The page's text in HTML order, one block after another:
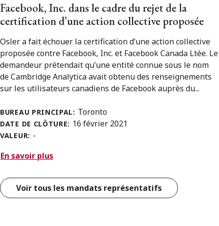
Facebook, Inc. dans le cadre du rejet de la
certification d’une action collective proposée
Osler a fait échouer la certification d’une action collective
proposée contre Facebook, Inc. et Facebook Canada Ltée. Le
demandeur prétendait qu’une entité connue sous le nom
de Cambridge Analytica avait obtenu des renseignements
sur les utilisateurs canadiens de Facebook auprès du...
BUREAU PRINCIPAL: Toronto
DATE DE CLÔTURE: 16 février 2021
VALEUR: -
En savoir plus
Voir tous les mandats représentatifs